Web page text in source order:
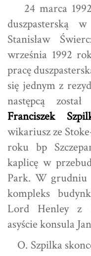
24 marca
duszpasterską
Stanisław
września 1992
pracę
się jednym z
następcą
Franciszek
wikariusz ze
roku bp
kaplicę w
Park. W grudniu
kompleks
Lord Henley z
asyście konsula
O. Szpilka